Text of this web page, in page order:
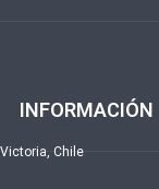
INFORMACIÓN
Chile